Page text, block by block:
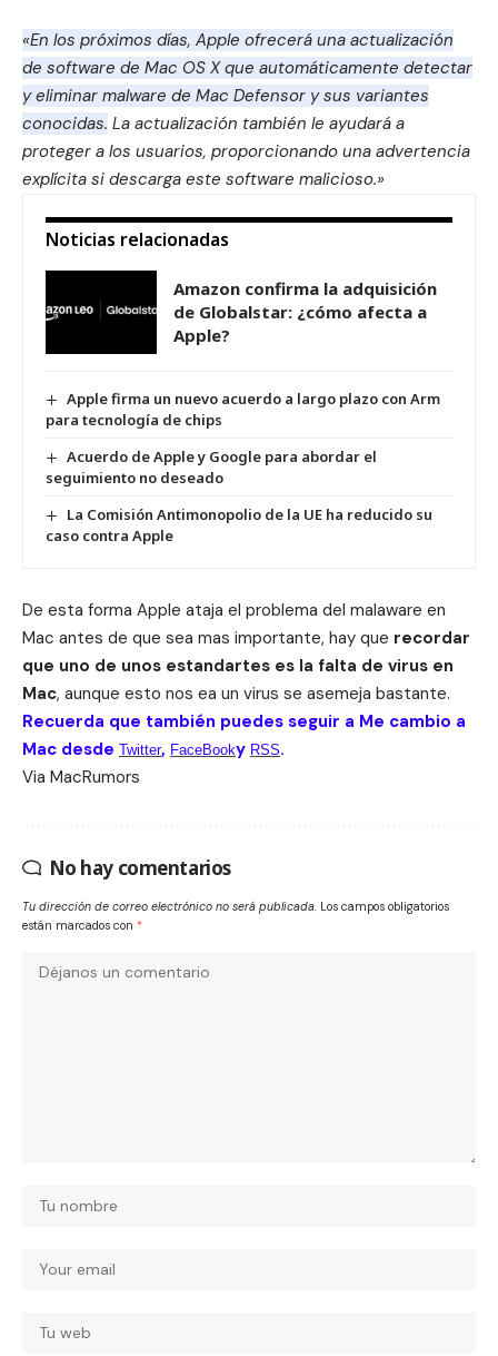
«En los próximos días, Apple ofrecerá una actualización
de software de Mac OS X que automáticamente detectar
y eliminar malware de Mac Defensor y sus variantes
conocidas. La actualización también le ayudará a
proteger a los usuarios, proporcionando una advertencia
explícita si descarga este software malicioso.»
Noticias relacionadas
Amazon confirma la adquisición
de Globalstar: ¿cómo afecta a
Apple?
Apple firma un nuevo acuerdo a largo plazo con Arm
para tecnología de chips
Acuerdo de Apple y Google para abordar el
seguimiento no deseado
La Comisión Antimonopolio de la UE ha reducido su
caso contra Apple
De esta forma Apple ataja el problema del malaware en
Mac antes de que sea mas importante, hay que recordar
que uno de unos estandartes es la falta de virus en
Mac, aunque esto nos ea un virus se asemeja bastante.
Recuerda que también puedes seguir a Me cambio a
Mac desde Twitter, FaceBooky RSS.
Via MacRumors
No hay comentarios
Tu dirección de correo electrónico no será publicada. Los campos obligatorios
están marcados con *